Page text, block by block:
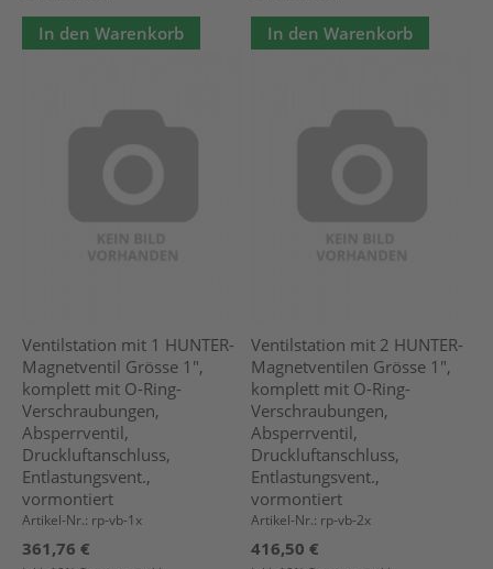
In den Warenkorb In den Warenkorb
Ventilstation mit 1 HUNTER-
Magnetventil Grösse 1",
komplett mit O-Ring-
Verschraubungen,
Absperrventil,
Druckluftanschluss,
Entlastungsvent.,
vormontiert
Artikel-Nr.: rp-vb-1x
361,76 €
Ventilstation mit 2 HUNTER-
Magnetventilen Grösse 1",
komplett mit O-Ring-
Verschraubungen,
Absperrventil,
Druckluftanschluss,
Entlastungsvent.,
vormontiert
Artikel-Nr.: rp-vb-2x
416,50 €